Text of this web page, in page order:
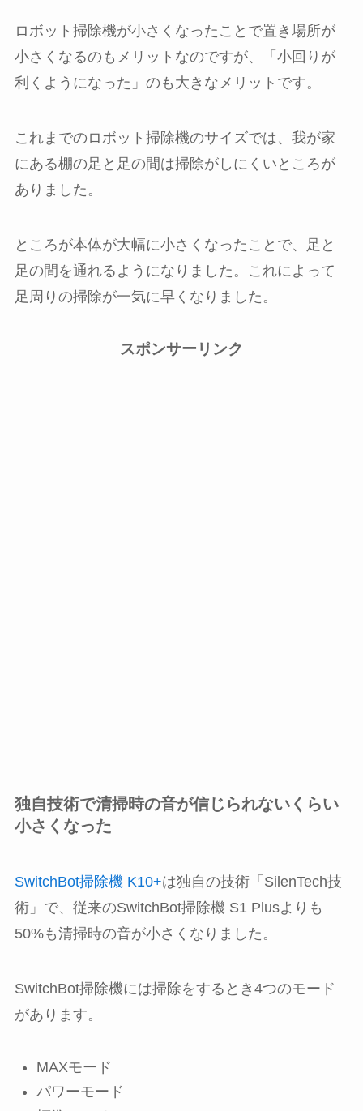
ロボット掃除機が小さくなったことで置き場所が
小さくなるのもメリットなのですが、「小回りが
利くようになった」のも大きなメリットです。
これまでのロボット掃除機のサイズでは、我が家
にある棚の足と足の間は掃除がしにくいところが
ありました。
ところが本体が大幅に小さくなったことで、足と
足の間を通れるようになりました。これによって
足周りの掃除が一気に早くなりました。
スポンサーリンク
独自技術で清掃時の音が信じられないくらい
小さくなった
SwitchBot掃除機 K10+は独自の技術「SilenTech技
術」で、従来のSwitchBot掃除機 S1 Plusよりも
50%も清掃時の音が小さくなりました。
SwitchBot掃除機には掃除をするとき4つのモード
があります。
MAXモード
パワーモード